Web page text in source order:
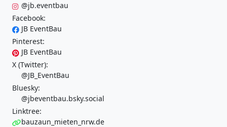
@jb.eventbau
Facebook:
JB EventBau
Pinterest:
JB EventBau
X (Twitter):
@JB_EventBau
Bluesky:
@jbeventbau.bsky.social
Linktree:
bauzaun_mieten_nrw.de